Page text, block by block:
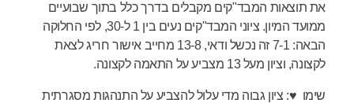
את תוצאות המבד"קים מקבלים בדרך כלל בתוך שבועיים
ממועד המיון. ציוני המבד"קים נעים בין 1 ל-30, לפי החלוקה
הבאה: 7-1 זה נכשל ודאי, 13-8 מחייב אישור חריג לצאת
לקצונה, וציון מעל 13 מצביע על התאמה לקצונה.
שימו ♥: ציון גבוה מדי עלול להצביע על התנהגות מסגרתית